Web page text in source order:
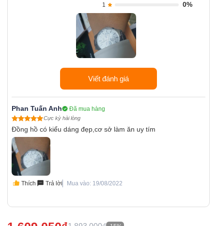
1 0%
Viết đánh giá
Phan Tuấn Anh Đã mua hàng
Cực kỳ hài lòng
Đồng hồ có kiểu dáng đẹp,cơ sở làm ăn uy tím
Thích Trả lời Mua vào: 19/08/2022